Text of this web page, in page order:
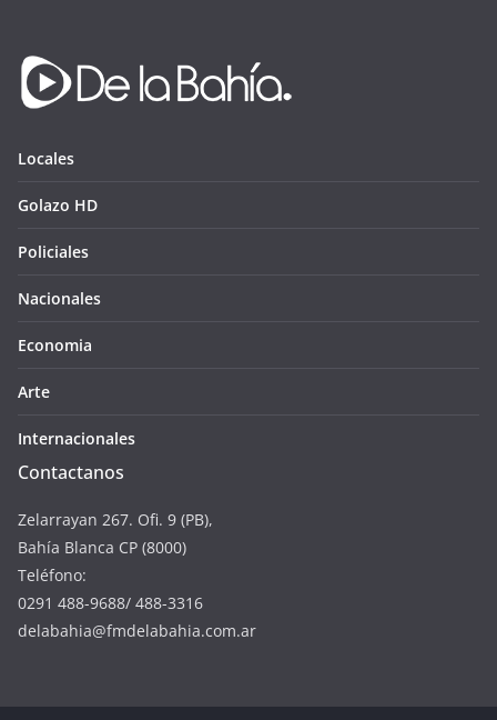
Locales
Golazo HD
Policiales
Nacionales
Economia
Arte
Internacionales
Contactanos
Zelarrayan 267. Ofi. 9 (PB),
Bahía Blanca CP (8000)
Teléfono:
0291 488-9688/ 488-3316
delabahia@fmdelabahia.com.ar